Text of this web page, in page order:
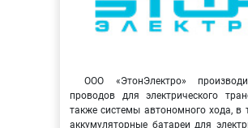
ООО «ЭтонЭлектро»
проводов для электрического
также системы автономного хода, в
аккумуляторные батареи для